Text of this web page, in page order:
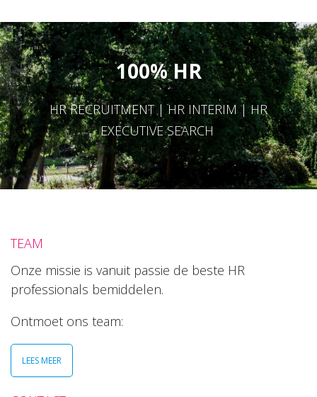
100% HR
HR RECRUITMENT | HR INTERIM | HR
EXECUTIVE SEARCH
TEAM
Onze missie is vanuit passie de beste HR
professionals bemiddelen.
Ontmoet ons team:
LEES MEER